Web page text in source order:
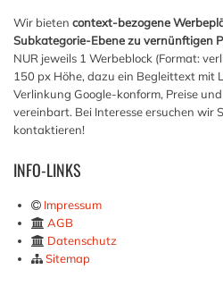
Wir bieten context-bezogene
Subkategorie-Ebene zu vernünftigen
NUR jeweils 1 Werbeblock (Format:
150 px Höhe, dazu ein Begleittext mit
Verlinkung Google-konform, Preise
vereinbart. Bei Interesse ersuchen wir
kontaktieren!
INFO-LINKS
Impressum
AGB
Datenschutz
Sitemap